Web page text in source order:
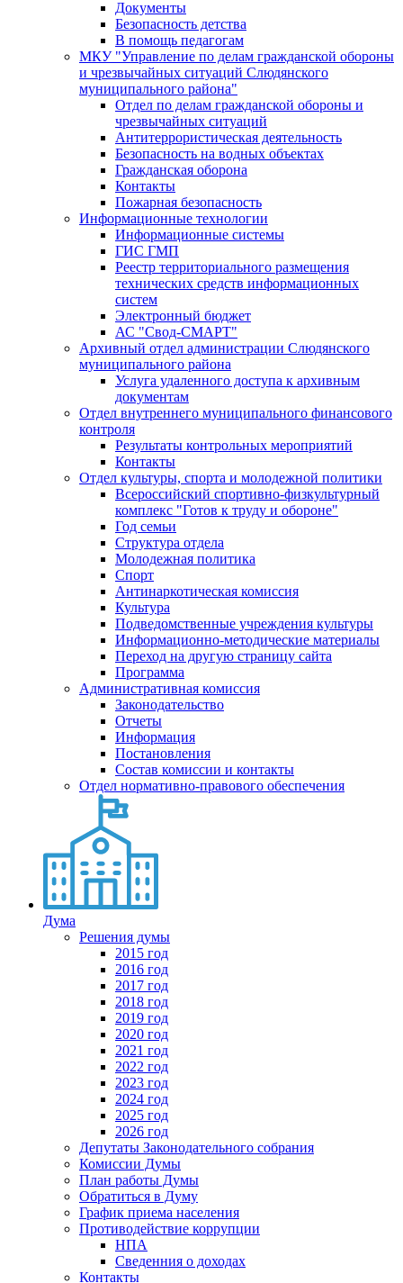
Документы
Безопасность детства
В помощь педагогам
МКУ "Управление по делам гражданской обороны
и чрезвычайных ситуаций Слюдянского
муниципального района"
Отдел по делам гражданской обороны и
чрезвычайных ситуаций
Антитеррористическая деятельность
Безопасность на водных объектах
Гражданская оборона
Контакты
Пожарная безопасность
Информационные технологии
Информационные системы
ГИС ГМП
Реестр территориального размещения
технических средств информационных
систем
Электронный бюджет
АС "Свод-СМАРТ"
Архивный отдел администрации Слюдянского
муниципального района
Услуга удаленного доступа к архивным
документам
Отдел внутреннего муниципального финансового
контроля
Результаты контрольных мероприятий
Контакты
Отдел культуры, спорта и молодежной политики
Всероссийский спортивно-физкультурный
комплекс "Готов к труду и обороне"
Год семьи
Структура отдела
Молодежная политика
Спорт
Антинаркотическая комиссия
Культура
Подведомственные учреждения культуры
Информационно-методические материалы
Переход на другую страницу сайта
Программа
Административная комиссия
Законодательство
Отчеты
Информация
Постановления
Состав комиссии и контакты
Отдел нормативно-правового обеспечения
Дума
Решения думы
2015 год
2016 год
2017 год
2018 год
2019 год
2020 год
2021 год
2022 год
2023 год
2024 год
2025 год
2026 год
Депутаты Законодательного собрания
Комиссии Думы
План работы Думы
Обратиться в Думу
График приема населения
Противодействие коррупции
НПА
Сведенния о доходах
Контакты